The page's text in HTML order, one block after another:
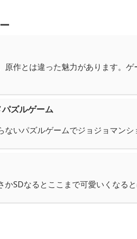
原作とは違った魅力があります。ゲ
ズルゲーム
ないパズルゲームでジョジョマンシ
かSDなるとここまで可愛いくなる